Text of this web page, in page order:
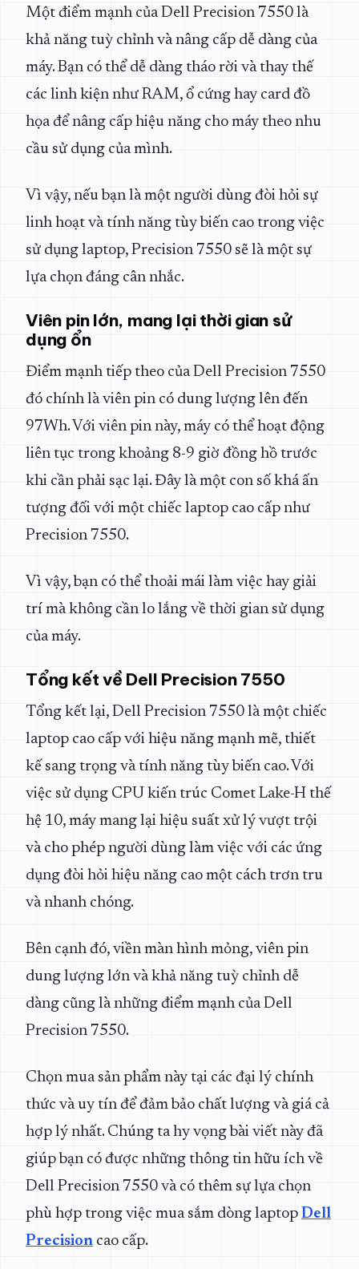
Một điểm mạnh của Dell Precision 7550 là
khả năng tuỳ chỉnh và nâng cấp dễ dàng của
máy. Bạn có thể dễ dàng tháo rời và thay thế
các linh kiện như RAM, ổ cứng hay card đồ
họa để nâng cấp hiệu năng cho máy theo nhu
cầu sử dụng của mình.
Vì vậy, nếu bạn là một người dùng đòi hỏi sự
linh hoạt và tính năng tùy biến cao trong việc
sử dụng laptop, Precision 7550 sẽ là một sự
lựa chọn đáng cân nhắc.
Viên pin lớn, mang lại thời gian sử
dụng ổn
Điểm mạnh tiếp theo của Dell Precision 7550
đó chính là viên pin có dung lượng lên đến
97Wh. Với viên pin này, máy có thể hoạt động
liên tục trong khoảng 8-9 giờ đồng hồ trước
khi cần phải sạc lại. Đây là một con số khá ấn
tượng đối với một chiếc laptop cao cấp như
Precision 7550.
Vì vậy, bạn có thể thoải mái làm việc hay giải
trí mà không cần lo lắng về thời gian sử dụng
của máy.
Tổng kết về Dell Precision 7550
Tổng kết lại, Dell Precision 7550 là một chiếc
laptop cao cấp với hiệu năng mạnh mẽ, thiết
kế sang trọng và tính năng tùy biến cao. Với
việc sử dụng CPU kiến trúc Comet Lake-H thế
hệ 10, máy mang lại hiệu suất xử lý vượt trội
và cho phép người dùng làm việc với các ứng
dụng đòi hỏi hiệu năng cao một cách trơn tru
và nhanh chóng.
Bên cạnh đó, viền màn hình mỏng, viên pin
dung lượng lớn và khả năng tuỳ chỉnh dễ
dàng cũng là những điểm mạnh của Dell
Precision 7550.
Chọn mua sản phẩm này tại các đại lý chính
thức và uy tín để đảm bảo chất lượng và giá cả
hợp lý nhất. Chúng ta hy vọng bài viết này đã
giúp bạn có được những thông tin hữu ích về
Dell Precision 7550 và có thêm sự lựa chọn
phù hợp trong việc mua sắm dòng laptop Dell
Precision cao cấp.